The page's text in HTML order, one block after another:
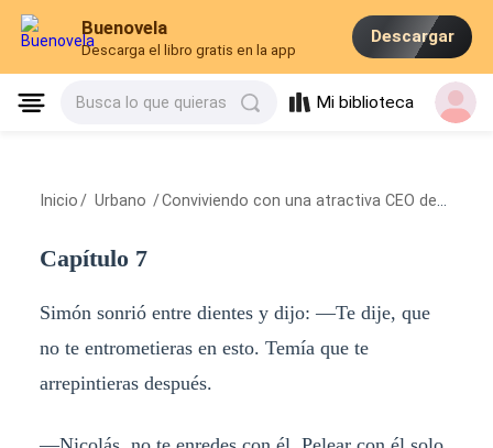
Buenovela
Descarga el libro gratis en la app
Descargar
Busca lo que quieras Mi biblioteca
Inicio / Urbano /Conviviendo con una atractiva CEO después del divorcio
Capítulo 7
Simón sonrió entre dientes y dijo: —Te dije, que
no te entrometieras en esto. Temía que te
arrepintieras después.